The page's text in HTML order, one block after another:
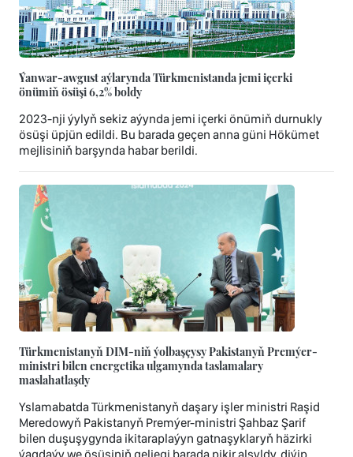
Ýanwar-awgust aýlarynda Türkmenistanda jemi içerki
önümiň ösüşi 6,2% boldy
2023-nji ýylyň sekiz aýynda jemi içerki önümiň durnukly
ösüşi üpjün edildi. Bu barada geçen anna güni Hökümet
mejlisiniň barşynda habar berildi.
Türkmenistanyň DIM-niň ýolbaşçysy Pakistanyň Premýer-
ministri bilen energetika ulgamynda taslamalary
maslahatlaşdy
Yslamabatda Türkmenistanyň daşary işler ministri Raşid
Meredowyň Pakistanyň Premýer-ministri Şahbaz Şarif
bilen duşuşygynda ikitaraplaýyn gatnaşyklaryň häzirki